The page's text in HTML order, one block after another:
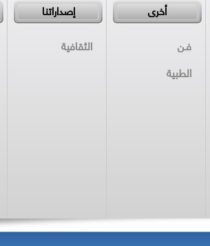
أخرى
فـن
الطبية
إصداراتنا
الثقافية